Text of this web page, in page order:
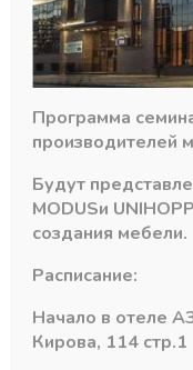
140,60₽
В наличии
-
товара
3D
петля
карусельная
135,
45
мм
+
Категория:Петли
Программа
производителей
Будут
MODUSи
создания мебели.
Расписание:
Начало в отеле
Кирова, 114 стр.1